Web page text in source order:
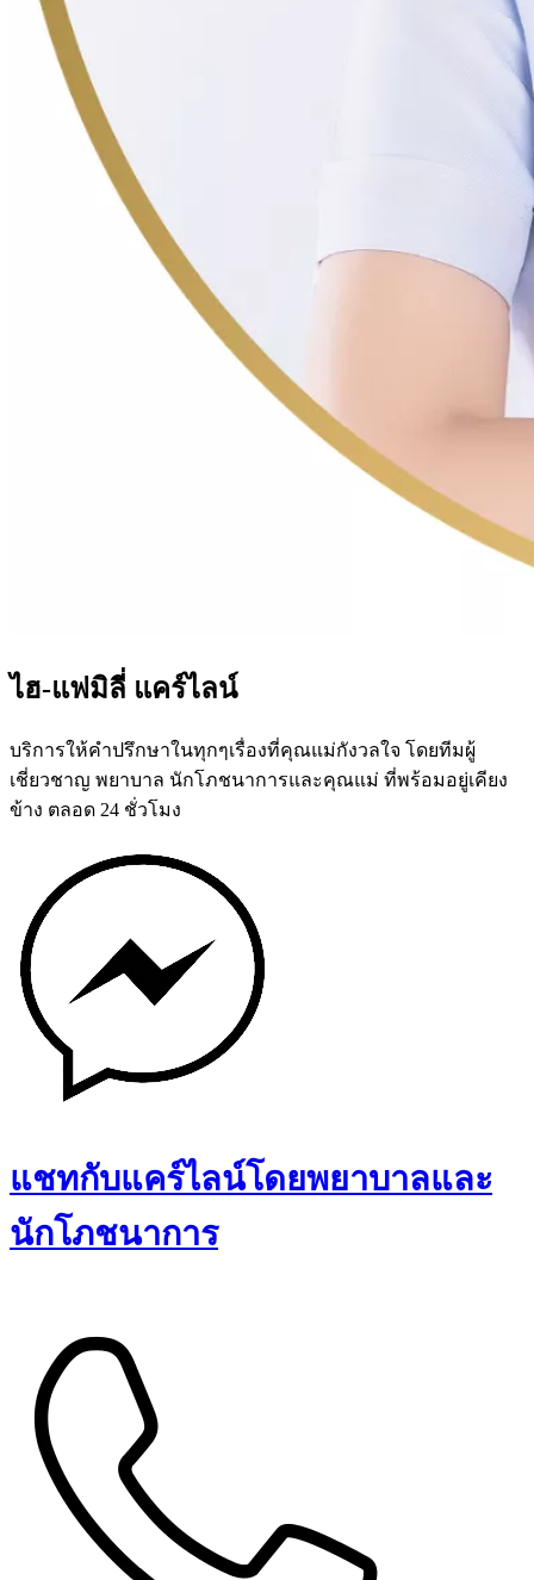
ไฮ-แฟมิลี่ แคร์ไลน์
บริการให้คำปรึกษาในทุกๆเรื่องที่คุณแม่กังวลใจ โดยทีมผู้
เชี่ยวชาญ พยาบาล นักโภชนาการและคุณแม่ ที่พร้อมอยู่เคียง
ข้าง ตลอด 24 ชั่วโมง
แชทกับแคร์ไลน์โดยพยาบาลและ
นักโภชนาการ